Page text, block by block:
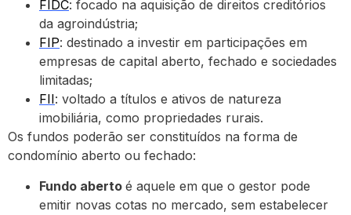
FIDC: focado na aquisição de direitos creditórios
da agroindústria;
FIP: destinado a investir em participações em
empresas de capital aberto, fechado e sociedades
limitadas;
FII: voltado a títulos e ativos de natureza
imobiliária, como propriedades rurais.
Os fundos poderão ser constituídos na forma de
condomínio aberto ou fechado:
Fundo aberto é aquele em que o gestor pode
emitir novas cotas no mercado, sem estabelecer